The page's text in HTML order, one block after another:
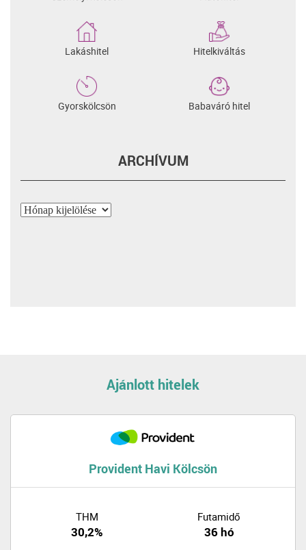
Lakáshitel Hitelkiváltás
Gyorskölcsön Babaváró hitel
ARCHÍVUM
Archívum
Ajánlott hitelek
Provident Havi Kölcsön
THM
30,2%
Futamidő
36 hó